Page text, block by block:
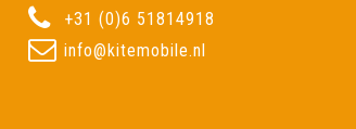
+31 (0)6 51814918
info@kitemobile.nl